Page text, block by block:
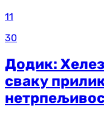
11
30
Додик:
сваку